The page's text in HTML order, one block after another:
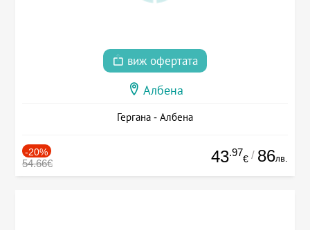
виж офертата
Албена
Гергана - Албена
-20%
54.66€ 43.97
€ / 86лв.